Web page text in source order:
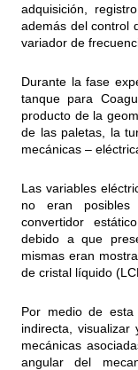
adquisición,
además del control
variador de
Durante la fase
tanque para
producto de la
de las paletas, la
mecánicas –
Las variables
no eran
convertidor
debido a que
mismas eran
de cristal líquido
Por medio de
indirecta,
mecánicas
angular del